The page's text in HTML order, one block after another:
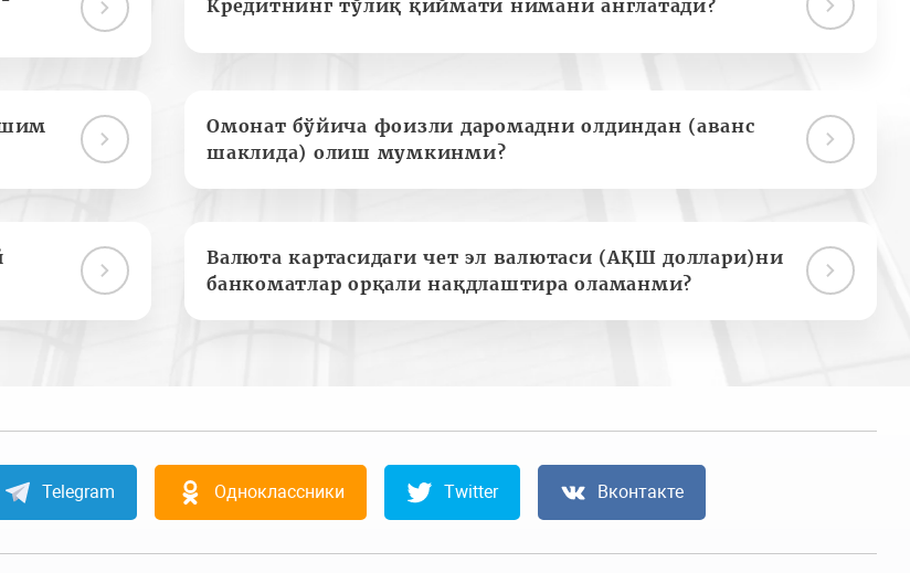
Кредитнинг тўлиқ қиймати нимани англатади?
Омонат бўйича фоизли даромадни олдиндан (аванс
шаклида) олиш мумкинми?
Валюта картасидаги чет эл валютаси (АҚШ доллари)ни
банкоматлар орқали нақдлаштира оламанми?
Telegram Одноклассники Twitter Вконтакте